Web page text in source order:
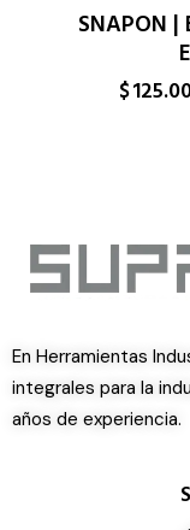
SNAPON |
$
En Herramientas
integrales para la
años de experiencia.